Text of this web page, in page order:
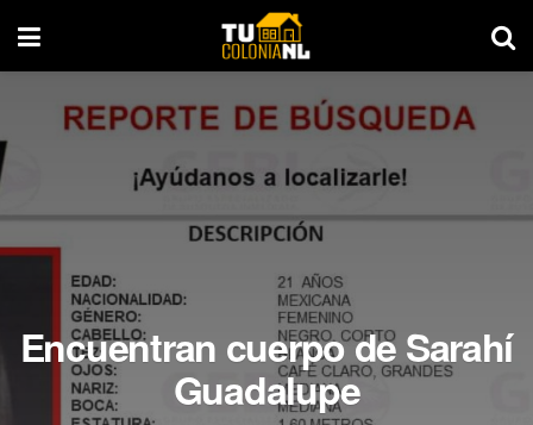
Encuentran cuerpo de Sarahí
Guadalupe